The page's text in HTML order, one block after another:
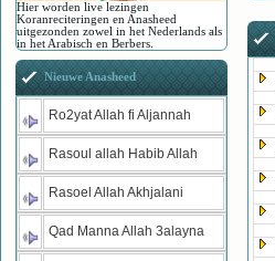
Hier worden live lezingen
Koranreciteringen en Anasheed
uitgezonden zowel in het Nederlands als
in het Arabisch en Berbers.
Nieuwe Anasheed
Ro2yat Allah fi Aljannah
Rasoul allah Habib Allah
Rasoel Allah Akhjalani
Qad Manna Allah 3alayna